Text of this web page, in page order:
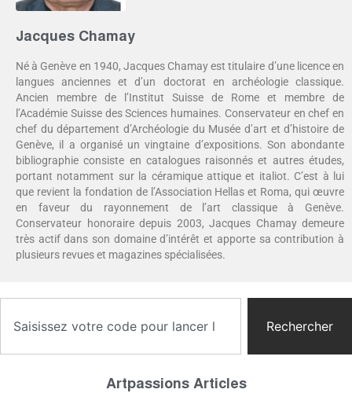
Jacques Chamay
Né à Genève en 1940, Jacques Chamay est titulaire d’une licence en
langues anciennes et d’un doctorat en archéologie classique.
Ancien membre de l’Institut Suisse de Rome et membre de
l’Académie Suisse des Sciences humaines. Conservateur en chef en
chef du département d’Archéologie du Musée d’art et d’histoire de
Genève, il a organisé un vingtaine d’expositions. Son abondante
bibliographie consiste en catalogues raisonnés et autres études,
portant notamment sur la céramique attique et italiot. C’est à lui
que revient la fondation de l’Association Hellas et Roma, qui œuvre
en faveur du rayonnement de l’art classique à Genève.
Conservateur honoraire depuis 2003, Jacques Chamay demeure
très actif dans son domaine d’intérêt et apporte sa contribution à
plusieurs revues et magazines spécialisées.
Rechercher
Artpassions Articles